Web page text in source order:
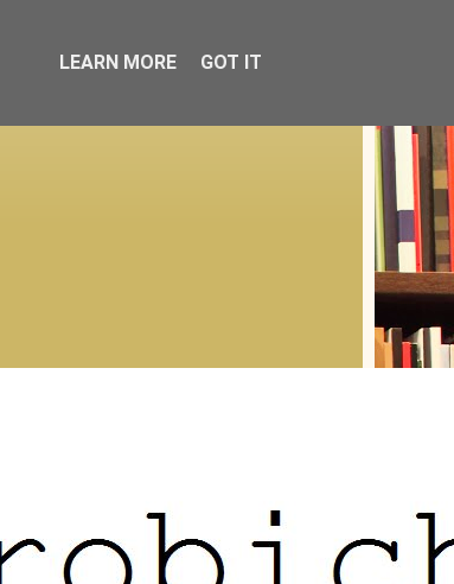
LEARN MORE GOT IT